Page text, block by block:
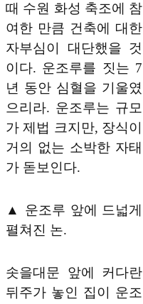
때 수원 화성 축조에 참
여한 만큼 건축에 대한
자부심이 대단했을 것
이다. 운조루를 짓는 7
년 동안 심혈을 기울였
으리라. 운조루는 규모
가 제법 크지만, 장식이
거의 없는 소박한 자태
가 돋보인다.
▲ 운조루 앞에 드넓게
펼쳐진 논.
솟을대문 앞에 커다란
뒤주가 놓인 집이 운조